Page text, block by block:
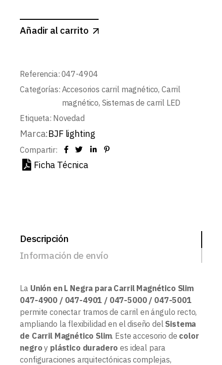
Añadir al carrito
Referencia: 047-4904
Categorías: Accesorios carril magnético, Carril
magnético, Sistemas de carril LED
Etiqueta: Novedad
Marca:BJF lighting
Compartir:
Ficha Técnica
Descripción
Información de envío
La Unión en L Negra para Carril Magnético Slim
047-4900 / 047-4901 / 047-5000 / 047-5001
permite conectar tramos de carril en ángulo recto,
ampliando la flexibilidad en el diseño del Sistema
de Carril Magnético Slim. Este accesorio de color
negro y plástico duradero es ideal para
configuraciones arquitectónicas complejas,